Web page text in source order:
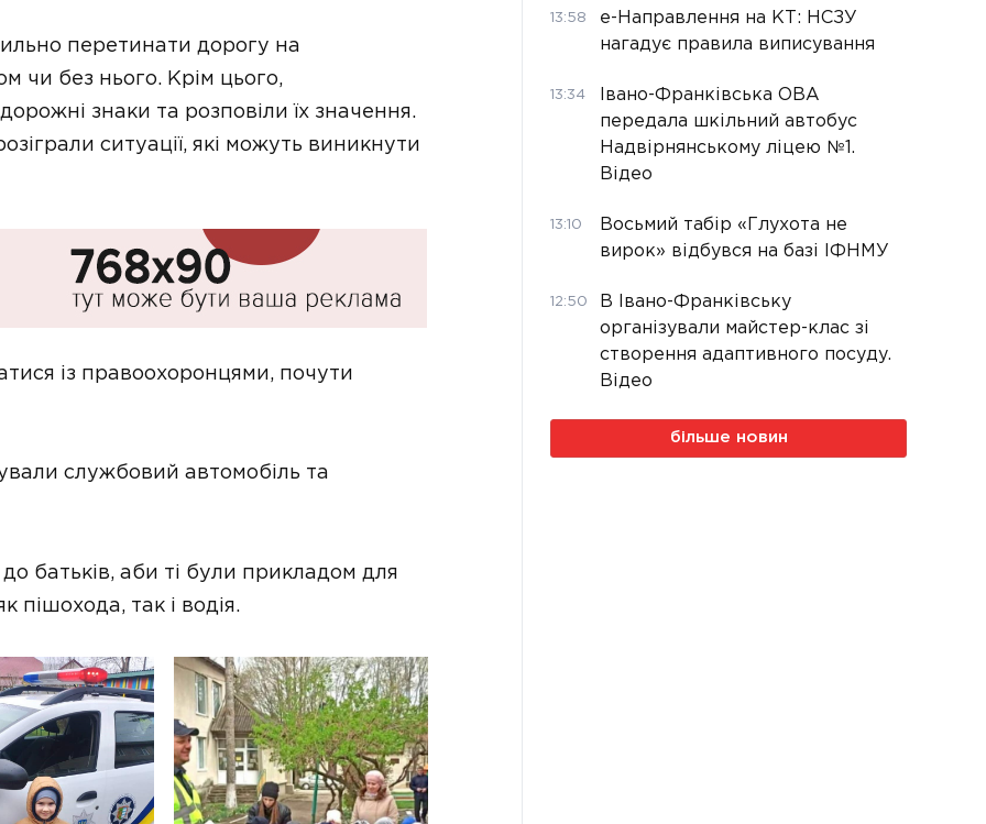
перетинати дорогу на
чи без нього. Крім цього,
знаки та розповіли їх значення.
ситуації, які можуть виникнути
із правоохоронцями, почути
службовий автомобіль та
батьків, аби ті були прикладом для
пішохода, так і водія.
13:58
е-Направлення на КТ: НСЗУ
нагадує правила виписування
13:34
Івано-Франківська ОВА
передала шкільний автобус
Надвірнянському ліцею №1.
Відео
13:10
Восьмий табір «Глухота не
вирок» відбувся на базі ІФНМУ
12:50
В Івано-Франківську
організували майстер-клас зі
створення адаптивного посуду.
Відео
більше новин